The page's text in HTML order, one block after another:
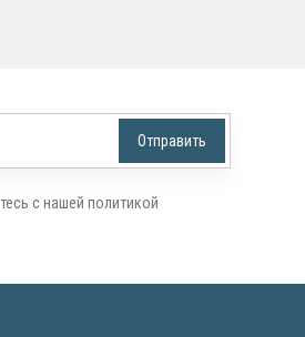
с нашей политикой